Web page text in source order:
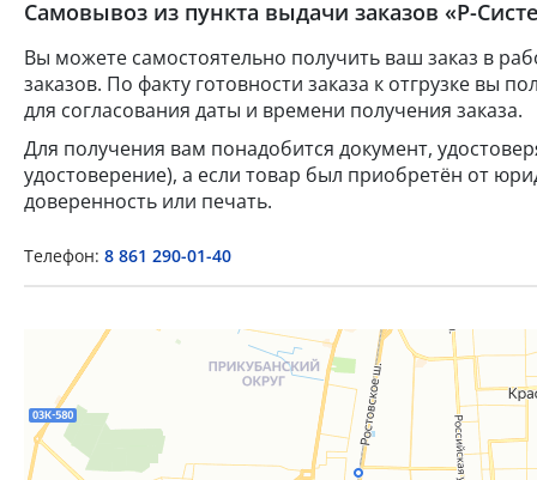
Самовывоз из пункта выдачи заказов «Р-
Вы можете самостоятельно получить ваш заказ в
заказов. По факту готовности заказа к отгрузке вы
для согласования даты и времени получения заказа.
Для получения вам понадобится документ,
удостоверение), а если товар был приобретён от
доверенность или печать.
Телефон: 8 861 290-01-40